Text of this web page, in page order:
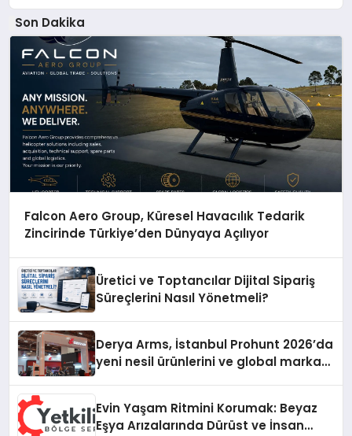
Son Dakika
Falcon Aero Group, Küresel Havacılık Tedarik
Zincirinde Türkiye’den Dünyaya Açılıyor
Üretici ve Toptancılar Dijital Sipariş
Süreçlerini Nasıl Yönetmeli?
Derya Arms, İstanbul Prohunt 2026’da
yeni nesil ürünlerini ve global marka
Evin Yaşam Ritmini Korumak: Beyaz
Eşya Arızalarında Dürüst ve İnsan